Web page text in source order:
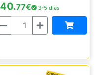
40.77€ 3-5 dias
Quantidade